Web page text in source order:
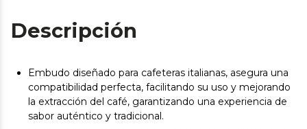
Descripción
Embudo diseñado para cafeteras italianas, asegura una
compatibilidad perfecta, facilitando su uso y mejorando
la extracción del café, garantizando una experiencia de
sabor auténtico y tradicional.